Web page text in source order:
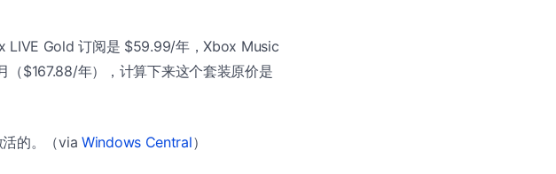
LIVE Gold 订阅是 $59.99/年，Xbox Music
$167.88/年），计算下来这个套装原价是
的。（via Windows Central）